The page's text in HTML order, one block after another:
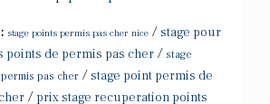
stage points permis pas cher nice /stage pour
points de permis pas cher / stage
pas cher /stage point permis de
/ prix stage recuperation points